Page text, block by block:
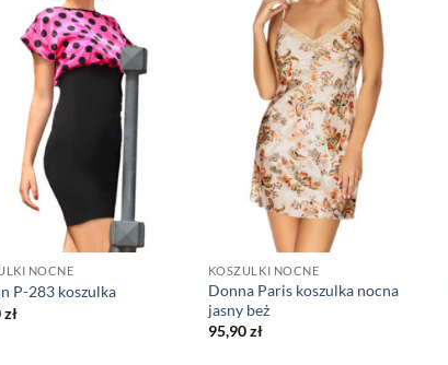
NOCNE
P-283 koszulka
zł
KOSZULKI NOCNE
Donna Paris koszulka nocna
jasny beż
95,90zł